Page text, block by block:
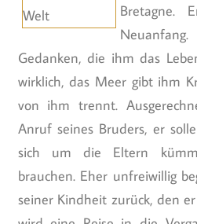
Bretagne.
Gedanken, die ihm das
wirklich, das Meer gibt ihm
von ihm trennt.
Anruf seines Bruders, er
sich um die Eltern
brauchen. Eher unfreiwillig
seiner Kindheit zurück, den